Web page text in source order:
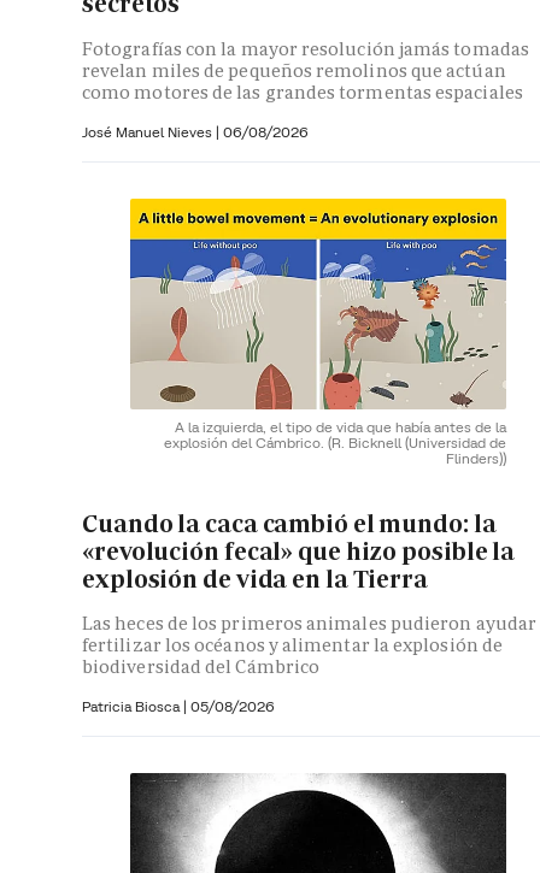
Fotografías con la mayor resolución jamás tomadas
revelan miles de pequeños remolinos que actúan
como motores de las grandes tormentas espaciales
José Manuel Nieves | 06/08/2026
A la izquierda, el tipo de vida que había antes de la
explosión del Cámbrico. (R. Bicknell (Universidad de
Flinders))
Cuando la caca cambió el mundo: la
«revolución fecal» que hizo posible la
explosión de vida en la Tierra
Las heces de los primeros animales pudieron ayudar
fertilizar los océanos y alimentar la explosión de
biodiversidad del Cámbrico
Patricia Biosca | 05/08/2026